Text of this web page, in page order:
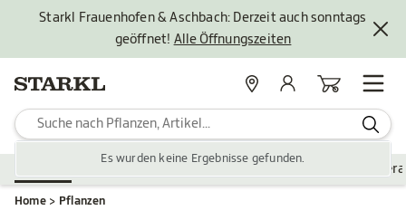
Starkl Frauenhofen & Aschbach: Derzeit auch sonntags
geöffnet! Alle Öffnungszeiten
Es wurden keine Ergebnisse gefunden.
StandorteMein KontoWarenkorb
Zubehör Gartengestaltung
Home Pflanzen